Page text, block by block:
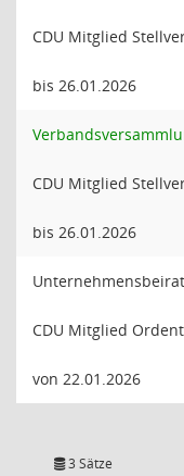
CDU Mitglied
bis 26.01.2026
CDU Mitglied
bis 26.01.2026
Unternehmensbeirat
CDU Mitglied
von 22.01.2026
3 Sätze